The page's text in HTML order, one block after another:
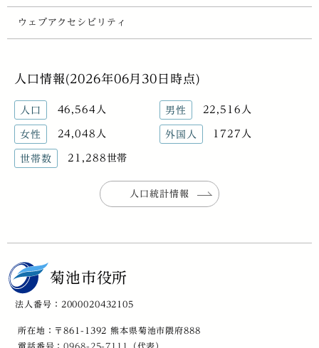
ウェブアクセシビリティ
人口情報(2026年06月30日時点)
人口 46,564人 男性 22,516人
女性 24,048人 外国人 1727人
世帯数 21,288世帯
人口統計情報
菊池市役所
法人番号：2000020432105
所在地：〒861-1392 熊本県菊池市隈府888
電話番号：0968-25-7111 （代表）